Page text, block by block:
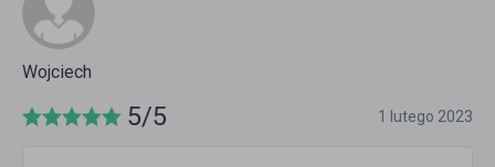
Wojciech
5/5 1 lutego 2023